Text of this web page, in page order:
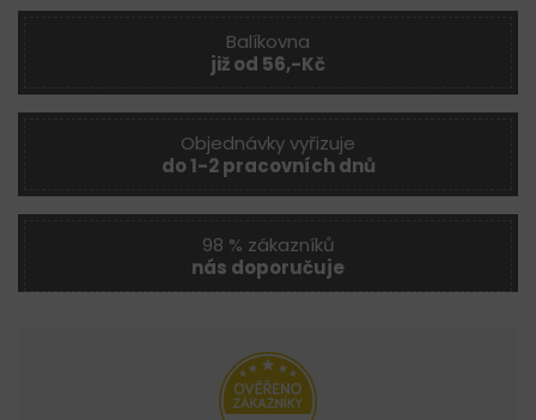
Balíkovna
již od 56,-Kč
Objednávky vyřizuje
do 1-2 pracovních dnů
98 % zákazníků
nás doporučuje